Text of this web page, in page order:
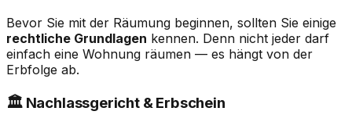
Bevor Sie mit der Räumung beginnen, sollten Sie einige
rechtliche Grundlagen kennen. Denn nicht jeder darf
einfach eine Wohnung räumen — es hängt von der
Erbfolge ab.
🏛️ Nachlassgericht & Erbschein